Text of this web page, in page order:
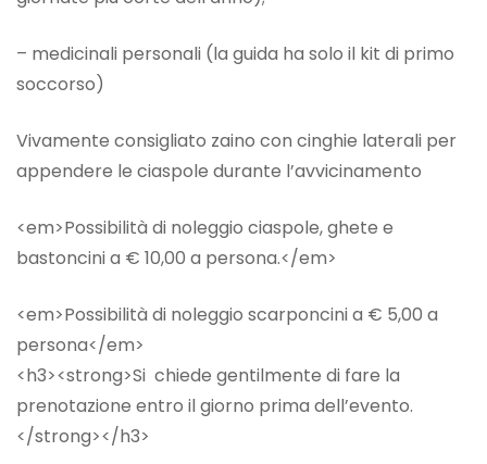
– medicinali personali (la guida ha solo il kit di primo
soccorso)
Vivamente consigliato zaino con cinghie laterali per
appendere le ciaspole durante l’avvicinamento
<em>Possibilità di noleggio ciaspole, ghete e
bastoncini a € 10,00 a persona.</em>
<em>Possibilità di noleggio scarponcini a € 5,00 a
persona</em>
<h3><strong>Si chiede gentilmente di fare la
prenotazione entro il giorno prima dell’evento.
</strong></h3>